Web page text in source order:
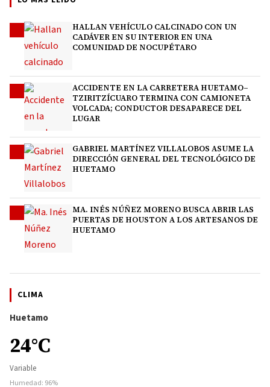
HALLAN VEHÍCULO CALCINADO CON UN
CADÁVER EN SU INTERIOR EN UNA
COMUNIDAD DE NOCUPÉTARO
ACCIDENTE EN LA CARRETERA HUETAMO–
TZIRITZÍCUARO TERMINA CON CAMIONETA
VOLCADA; CONDUCTOR DESAPARECE DEL
LUGAR
GABRIEL MARTÍNEZ VILLALOBOS ASUME LA
DIRECCIÓN GENERAL DEL TECNOLÓGICO DE
HUETAMO
MA. INÉS NÚÑEZ MORENO BUSCA ABRIR LAS
PUERTAS DE HOUSTON A LOS ARTESANOS DE
HUETAMO
CLIMA
Huetamo
24°C
Variable
Humedad: 96%